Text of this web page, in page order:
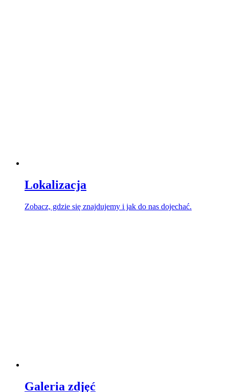
Lokalizacja
Zobacz, gdzie się znajdujemy i jak do nas dojechać.
Galeria zdjęć